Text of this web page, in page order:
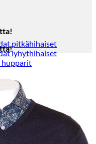
pitkähihaiset
lyhythihaiset
hupparit